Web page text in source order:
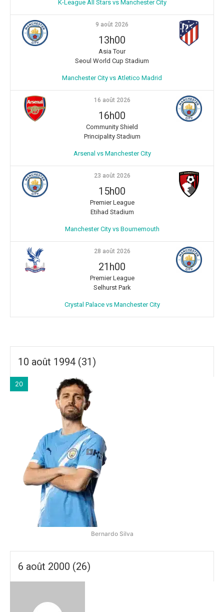
K-League All Stars vs Manchester City
9 août 2026
13h00
Asia Tour
Seoul World Cup Stadium
Manchester City vs Atletico Madrid
16 août 2026
16h00
Community Shield
Principality Stadium
Arsenal vs Manchester City
23 août 2026
15h00
Premier League
Etihad Stadium
Manchester City vs Bournemouth
28 août 2026
21h00
Premier League
Selhurst Park
Crystal Palace vs Manchester City
10 août 1994 (31)
20
Bernardo Silva
6 août 2000 (26)